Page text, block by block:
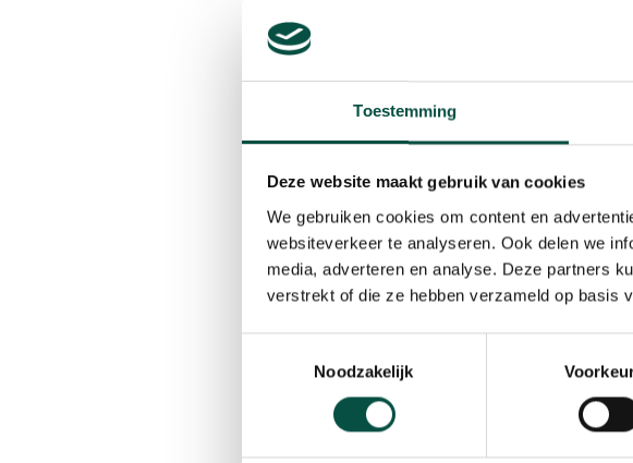
Toestemming
Deze website maakt gebruik van cookies
We gebruiken cookies om content en
websiteverkeer te analyseren. Ook delen we
media, adverteren en analyse. Deze partners
verstrekt of die ze hebben verzameld op basis
Noodzakelijk
Mierden. Vanuit Alius wordt deze
zijn we op zoek naar:
Stagiaires Duurzame
specialisten en belanghebbenden uit
– Het in beeld brengen van de
bedrijventerreinen en de mate waarin
– Het onderzoeken van de fysieke en
verminderen (op ondernemers-,
koppelmogelijkheden en technische
– Het ontwikkelen en uitvoeren van
het gebied van duurzaamheid.